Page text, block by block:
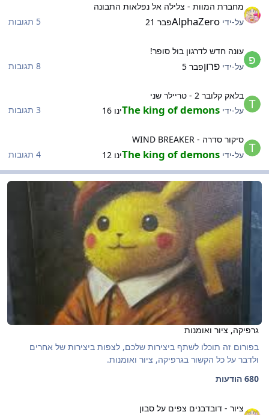
מחברת המוות - צלילה אל נפלאות התבונה
על-ידי AlphaZeroפבר 21
5 תגובות
עונה חדש לדרגון בול סופר!
על-ידי פרוןפבר 5
8 תגובות
בלאק קלובר 2 - טריילר שני
על-ידי The king of demonsינו 16
3 תגובות
סיקור סדרה - WIND BREAKER
על-ידי The king of demonsינו 12 4 תגובות
גרפיקה, ציור ואומנות
גרפיקה, ציור ואומנות
גרפיקה, ציור ואומנות
בפורום זה תוכלו לשתף ביצירות שלכם, לצפות ביצירות של אחרים
ולדבר על כל הקשור בגרפיקה, ציור ואומנות.
680 הודעות
ציור - דובדבנים צפים על סבון